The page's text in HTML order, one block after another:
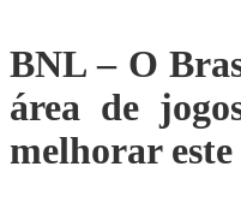
BNL – O
área de
melhorar